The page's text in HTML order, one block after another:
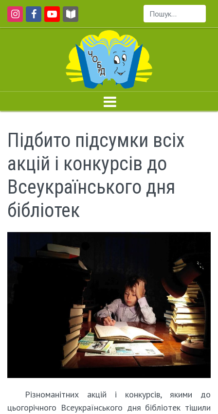
Пошук...
Підбито підсумки всіх
акцій і конкурсів до
Всеукраїнського дня
бібліотек
Різноманітних акцій і конкурсів, якими до
цьогорічного Всеукраїнського дня бібліотек тішили